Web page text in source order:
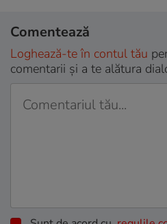
Comentează
Loghează-te în contul tău
comentarii și a te alătura